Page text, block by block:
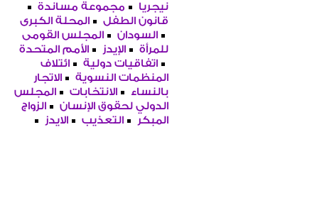
نيجريا
مجموعة مساندة
قانون الطفل
المحلة الكبرى
السودان
المجلس القومى
للمرأة
الإيدز
الأمم المتحدة
اتفاقيات دولية
ائتلاف
المنظمات النسوية
الاتجار
بالنساء
الانتخابات
المجلس
الدولي لحقوق الإنسان
الزواج
المبكر
التعذيب الايدز